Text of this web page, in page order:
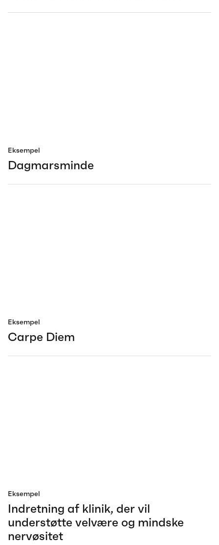
Eksempel
Dagmarsminde
Eksempel
Carpe Diem
Eksempel
Indretning af klinik, der vil
understøtte velvære og mindske
nervøsitet